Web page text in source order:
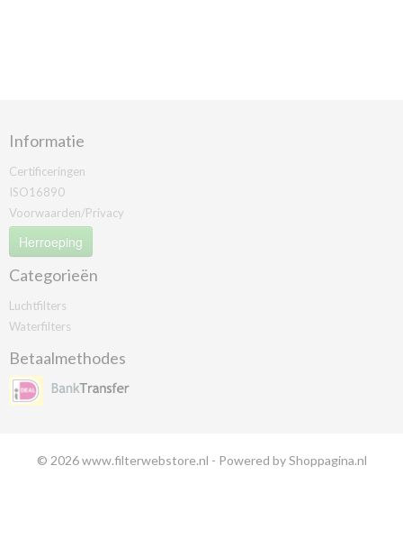
Informatie
Certificeringen
ISO16890
Voorwaarden/Privacy
Herroeping
Categorieën
Luchtfilters
Waterfilters
Betaalmethodes
© 2026 www.filterwebstore.nl - Powered by Shoppagina.nl